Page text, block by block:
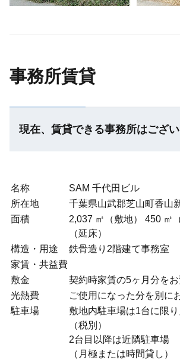
事務所賃貸
現在、賃貸できる事務所はござい
名称
SAM 千代田ビル
所在地
千葉県山武郡芝山町香山
面積
2,037 ㎡（敷地） 450 ㎡
（延床）
構造・用途
鉄骨造り2階建て事務室
家賃・共益費
敷金
契約時家賃の5ヶ月分をお
光熱費
ご使用になった分を別に
駐車場
敷地内駐車場は1台に限
（税別）
2台目以降は近隣駐車場
（月極または時間貸し）